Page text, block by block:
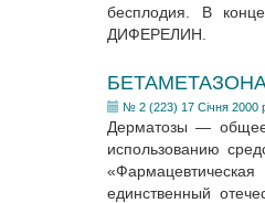
бесплодия. В
ДИФЕРЕЛИН.
№ 2 (223) 17 Січня 2000
Дерматозы — общее
использованию
единственный